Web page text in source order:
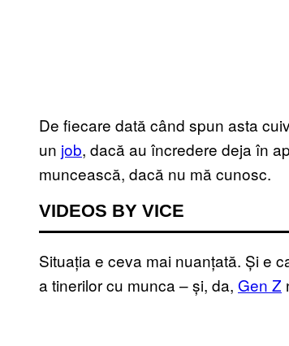
De fiecare dată când spun asta
un job, dacă au încredere deja în
muncească, dacă nu mă cunosc.
VIDEOS BY VICE
Situația e ceva mai nuanțată. Și e
a tinerilor cu munca – și, da, Gen Z